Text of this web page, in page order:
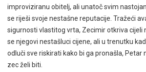
improviziranu obitelj, ali unatoč svim
se riješi svoje nestašne reputacije. Tražeći
sigurnosti vlastitog vrta, Zecimir otkriva cijeli
se njegovi nestašluci cijene, ali u trenutku
odluči sve riskirati kako bi ga pronašla, Petar
zec želi biti.